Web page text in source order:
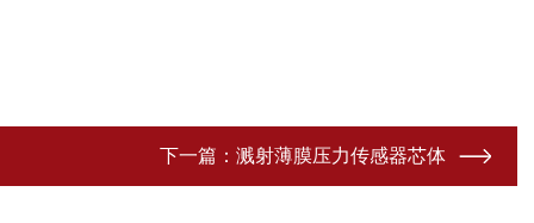
下一篇： 溅射薄膜压力传感器芯体